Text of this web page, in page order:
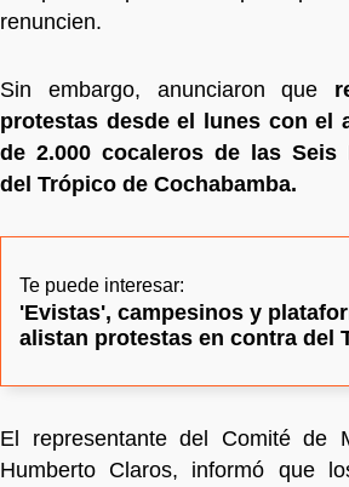
renuncien.
Sin embargo, anunciaron que
protestas desde el lunes con el
de 2.000 cocaleros de las Seis
del Trópico de Cochabamba.
Te puede interesar:
'Evistas', campesinos y
alistan protestas en contra del
El representante del Comité de
Humberto Claros, informó que